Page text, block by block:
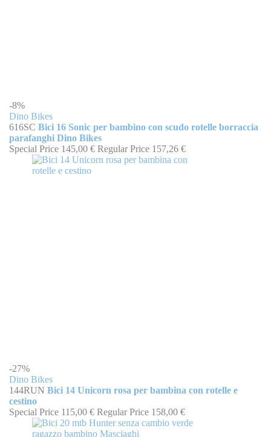
-8%
Dino Bikes
616SC Bici 16 Sonic per bambino con scudo rotelle borraccia
parafanghi Dino Bikes
Special Price 145,00 € Regular Price 157,26 €
-27%
Dino Bikes
144RUN Bici 14 Unicorn rosa per bambina con rotelle e
cestino
Special Price 115,00 € Regular Price 158,00 €